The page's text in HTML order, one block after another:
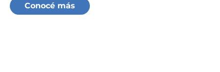
Conocé más